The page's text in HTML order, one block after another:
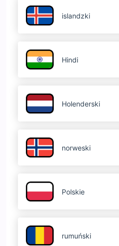
islandzki
Hindi
Holenderski
norweski
Polskie
rumuński